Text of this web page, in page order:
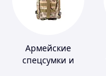
Армейские
спецсумки и